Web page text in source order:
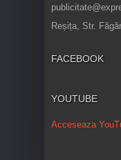
Reșița, Str.
FACEBOOK
YOUTUBE
Acceseaza